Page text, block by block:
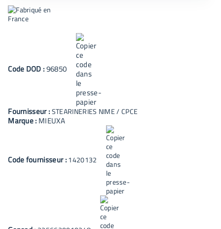
Code DOD :96850
Fournisseur :STEARINERIES NIME / CPCE
Marque : MIEUXA
Code fournisseur :1420132